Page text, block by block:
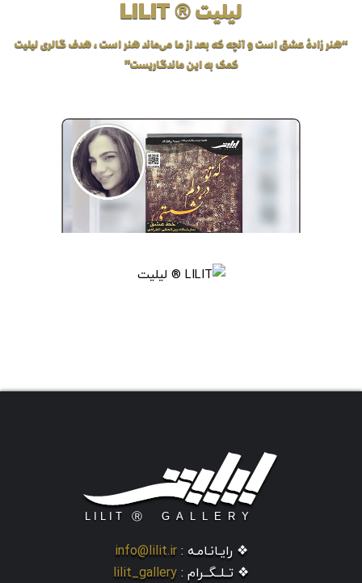
لیلیت ® LILIT
“هنر زادهٔ عشق است و آنچه که بعد از ما می‌ماند هنر است، هدف گالری لیلیت
کمک به این ماندگاریست”
❖ رایـانـامـه : info@lilit.ir
❖ تــلــگــرام : lilit_gallery